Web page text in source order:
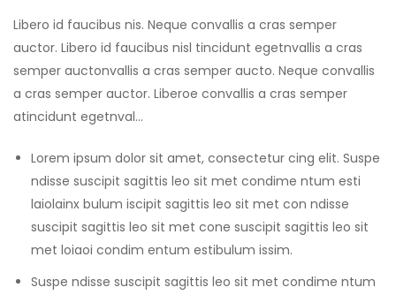
Libero id faucibus nis. Neque convallis a cras semper
auctor. Libero id faucibus nisl tincidunt egetnvallis a cras
semper auctonvallis a cras semper aucto. Neque convallis
a cras semper auctor. Liberoe convallis a cras semper
atincidunt egetnval…
Lorem ipsum dolor sit amet, consectetur cing elit. Suspe
ndisse suscipit sagittis leo sit met condime ntum esti
laiolainx bulum iscipit sagittis leo sit met con ndisse
suscipit sagittis leo sit met cone suscipit sagittis leo sit
met loiaoi condim entum estibulum issim.
Suspe ndisse suscipit sagittis leo sit met condime ntum